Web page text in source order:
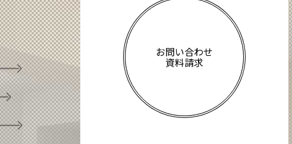
お問い合わせ
資料請求